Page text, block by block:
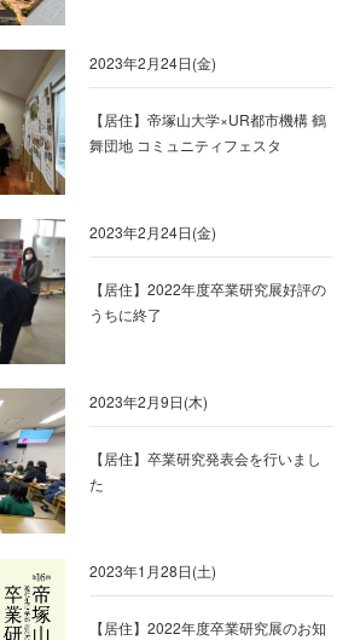
2023年2月24日(金)
【居住】帝塚山大学×UR都市機構 鶴
舞団地 コミュニティフェスタ
2023年2月24日(金)
【居住】2022年度卒業研究展好評の
うちに終了
2023年2月9日(木)
【居住】卒業研究発表会を行いまし
た
2023年1月28日(土)
【居住】2022年度卒業研究展のお知